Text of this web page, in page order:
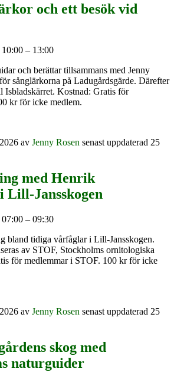
och ett besök vid
– 13:00
och berättar tillsammans med Jenny
sånglärkorna på Ladugårdsgärde. Därefter
Isbladskärret. Kostnad: Gratis för
kr för icke medlem.
av Jenny Rosen senast uppdaterad 25
med Henrik
Lill-Jansskogen
– 09:30
bland tidiga vårfåglar i Lill-Jansskogen.
av STOF, Stockholms ornitologiska
för medlemmar i STOF. 100 kr för icke
av Jenny Rosen senast uppdaterad 25
skog med
naturguider